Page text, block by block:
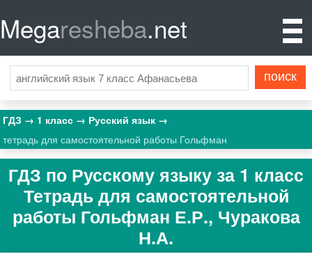
Megaresheba.net
ГДЗ 1 класс
Русский язык
тетрадь для самостоятельной работы Гольфман
ГДЗ по Русскому языку за 1 класс
Тетрадь для самостоятельной
работы Гольфман Е.Р., Чуракова
Н.А.